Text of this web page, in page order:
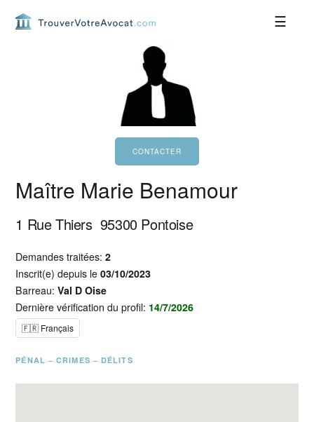
Maître Marie Benamour
1 Rue Thiers 95300 Pontoise
Demandes traitées:2
Inscrit(e) depuis le03/10/2023
Barreau:Val D Oise
Dernière vérification du profil: 14/7/2026
🇫🇷 Français
PÉNAL – CRIMES – DÉLITS